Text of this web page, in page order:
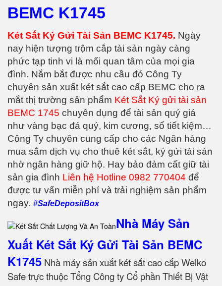
BEMC K1745
Két Sắt Ký Gửi Tài Sản BEMC K1745. Ngày
nay hiện tượng trộm cắp tài sản ngày càng
phức tạp tinh vi là mối quan tâm của mọi gia
đình. Nắm bắt được nhu cầu đó Công Ty
chuyên sản xuất két sắt cao cấp BEMC cho ra
mắt thị trường sản phẩm Két Sắt Ký gửi tài sản
BEMC 1745 chuyên dụng để tài sản quý giá
như vàng bạc đá quý, kim cương, sổ tiết kiệm…
Công Ty chuyên cung cấp cho các Ngân hàng
mua sắm dịch vụ cho thuê két sắt, ký gửi tài sản
nhờ ngân hàng giữ hộ. Hay bảo đảm cất giữ tài
sản gia đình Liên hệ Hotline 0982 770404 để
được tư vấn miễn phí và trải nghiệm sản phẩm
ngay. #SafeDepositBox
Nhà Máy Sản
Xuất Két Sắt Ký Gửi Tài Sản BEMC
K1745 Nhà máy sản xuất két sắt cao cấp Welko
Safe trực thuộc Tổng Công ty Cổ phần Thiết Bị Vật